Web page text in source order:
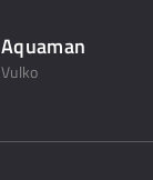
Aquaman
Vulko